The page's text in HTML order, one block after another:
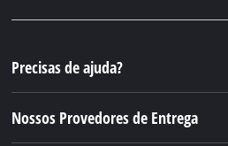
Precisas de ajuda?
Nossos Provedores de Entrega